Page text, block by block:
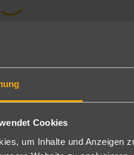
Cookies
um Inhalte und Anzeigen
Einzelzimmer: Bei
Frühstück/Halbpension
Leckeres vom Buffet mit
zum Essen inklusive. Kalte